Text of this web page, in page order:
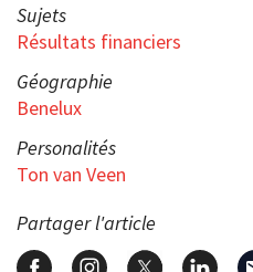
Sujets
Résultats financiers
Géographie
Benelux
Personalités
Ton van Veen
Partager l'article